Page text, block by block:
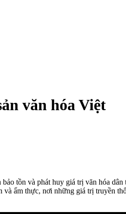
văn hóa Việt
tồn và phát huy giá trị văn hóa
ẩm thực, nơi những giá trị truyền